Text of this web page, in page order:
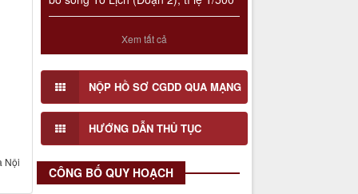
Nội
Lấy ý kiến cơ quan, tổ chức, cá nhân
có liên quan và cộng động dân cư đối
với Đồ án Quy hoạch Chi tiết Hai bên
bờ sông Tô Lịch (Đoạn 3), tỉ lệ 1/500
Lấy ý kiến cơ quan, tổ chức, cá nhân
có liên quan và cộng động dân cư đối
với Đồ án Quy hoạch Chi tiết Hai bên
Xem tất cả
NỘP HỒ SƠ CGDD QUA MẠNG
HƯỚNG DẪN THỦ TỤC
CÔNG BỐ QUY HOẠCH
Số 908/KH-VQH
Kế hoạch Thông tin, tuyên truyền
về cải cách hành chính nhà nước
của Viện Quy hoạch xây dựng Hà
Nội giai đoạn 2026 - 2030
Thời gian đăng: 16/07/2026